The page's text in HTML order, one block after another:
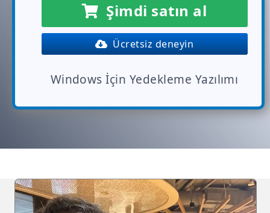
Şimdi satın al
Ücretsiz deneyin
Windows İçin Yedekleme Yazılımı